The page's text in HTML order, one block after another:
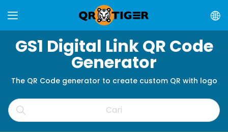
GS1 Digital Link QR Code
Generator
The QR Code generator to create custom QR with logo